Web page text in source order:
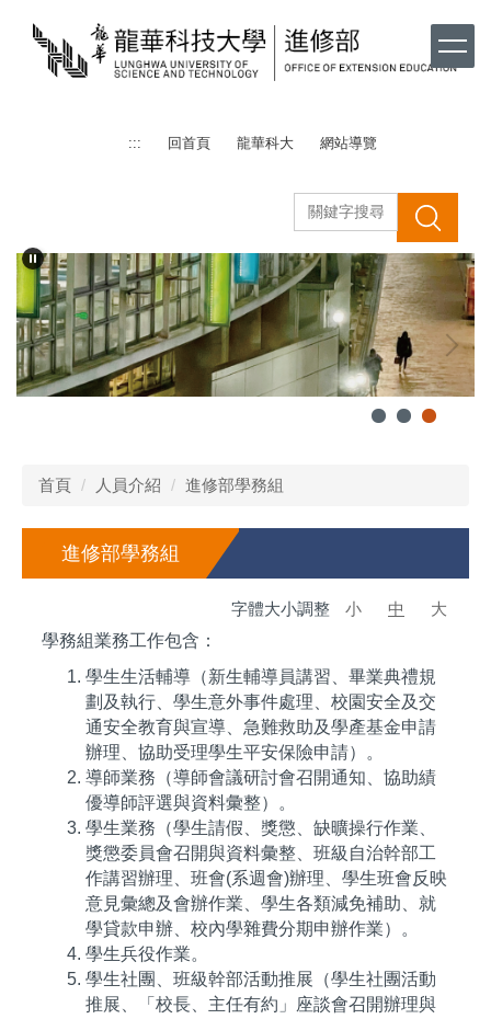
::: 回首頁 龍華科大 網站導覽
搜 尋
首頁 人員介紹 進修部學務組
進修部學務組
字體大小調整 小 中
大
學務組業務工作包含：
學生生活輔導（新生輔導員講習、畢業典禮規
劃及執行、學生意外事件處理、校園安全及交
通安全教育與宣導、急難救助及學產基金申請
辦理、協助受理學生平安保險申請）。
導師業務（導師會議研討會召開通知、協助績
優導師評選與資料彙整）。
學生業務（學生請假、獎懲、缺曠操行作業、
獎懲委員會召開與資料彙整、班級自治幹部工
作講習辦理、班會(系週會)辦理、學生班會反映
意見彙總及會辦作業、學生各類減免補助、就
學貸款申辦、校內學雜費分期申辦作業）。
學生兵役作業。
學生社團、班級幹部活動推展（學生社團活動
推展、「校長、主任有約」座談會召開辦理與